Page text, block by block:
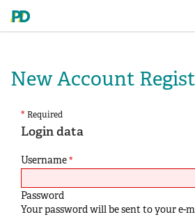
New Account
* Required
Login data
Username *
Password
Your password will be sent to your e-